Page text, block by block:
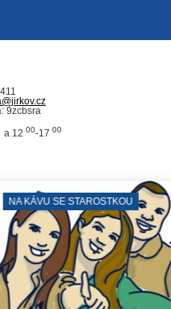
: 9zcbsra
a 12 00-17 00
STAROSTKOU